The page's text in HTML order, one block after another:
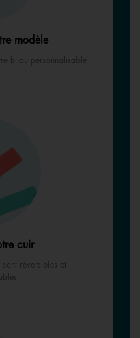
modèle
bijou personnalisable
cuir
sont réversibles et